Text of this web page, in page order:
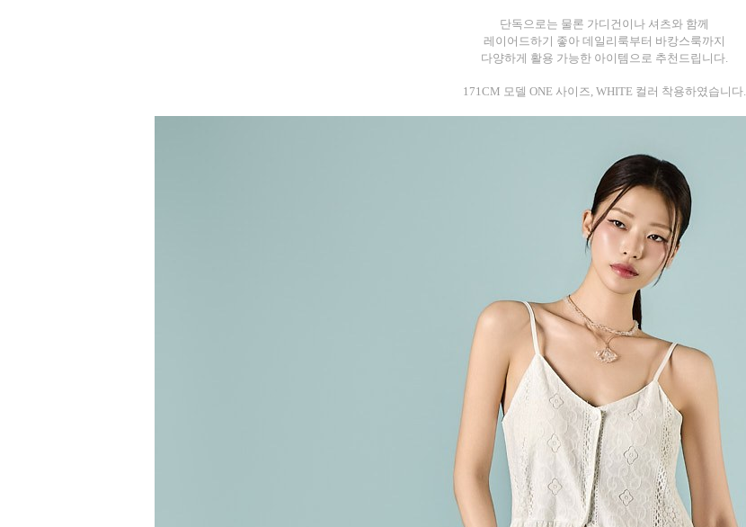
단독으로는 물론 가디건이나 셔츠와 함께
레이어드하기 좋아 데일리룩부터 바캉스룩까지
다양하게 활용 가능한 아이템으로 추천드립니다.
171CM 모델 ONE 사이즈, WHITE 컬러 착용하였습니다.